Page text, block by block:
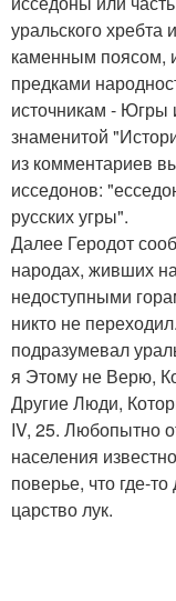
уральского хребта
каменным поясом,
предками
источникам - Югры
знаменитой
из комментариев
исседонов:
русских угры".
Далее Геродот
народах, живших
недоступными
никто не
подразумевал
я Этому не Верю,
Другие Люди,
IV, 25. Любопытно
населения
поверье, что где-
царство лук.